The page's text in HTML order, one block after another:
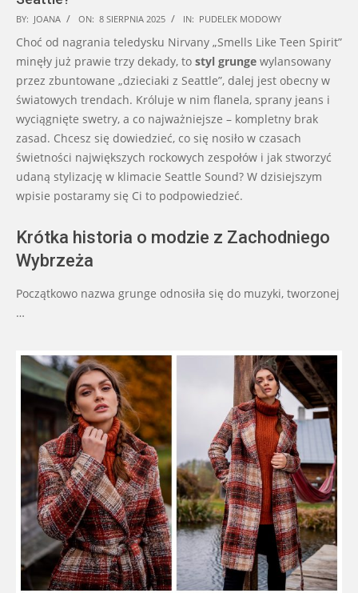
2025-
08-
08
BY: JOANA ON: 8 SIERPNIA 2025 IN: PUDELEK MODOWY
Choć od nagrania teledysku Nirvany „Smells Like Teen Spirit”
minęły już prawie trzy dekady, to styl grunge wylansowany
przez zbuntowane „dzieciaki z Seattle”, dalej jest obecny w
światowych trendach. Króluje w nim flanela, sprany jeans i
wyciągnięte swetry, a co najważniejsze – kompletny brak
zasad. Chcesz się dowiedzieć, co się nosiło w czasach
świetności największych rockowych zespołów i jak stworzyć
udaną stylizację w klimacie Seattle Sound? W dzisiejszym
wpisie postaramy się Ci to podpowiedzieć.
Krótka historia o modzie z Zachodniego
Wybrzeża
Początkowo nazwa grunge odnosiła się do muzyki, tworzonej
…